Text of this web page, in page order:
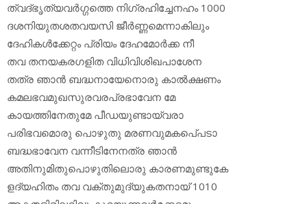
ത്വദ്ഭൃത്യവര്‍ഗ്ഗത്തെ നിഗ്രഹിച്ചേനഹം 1000
ദശനിയുതശതവയസി ജീര്‍ണ്ണമെന്നാകിലും
ദേഹികള്‍ക്കേറ്റം പ്രിയം ദേഹമോര്‍ക്ക നീ
തവ തനയകരഗളിത വിധിവിശിഖപാശേന
തത്ര ഞാന്‍ ബദ്ധനായേനൊരു കാല്‍ക്ഷണം
കമലഭവമുഖസുരവരപ്രഭാവേന മേ
കായത്തിനേതുമേ പീഡയുണ്ടായ്‌വരാ
പരിഭവമൊരു പൊഴുതു മരണവുമകപെ്പടാ
ബദ്ധഭാവേന വന്നീടിനേനത്ര ഞാന്‍
അതിനുമിതുപൊഴുതിലൊരു കാരണമുണ്ടുകേ
ളദ്യഹിതം തവ വക്തുമുദ്യുകതനായ് 1010